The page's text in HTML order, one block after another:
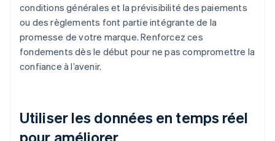
conditions générales et la prévisibilité des paiements
ou des règlements font partie intégrante de la
promesse de votre marque. Renforcez ces
fondements dès le début pour ne pas compromettre la
confiance à l’avenir.
Utiliser les données en temps réel